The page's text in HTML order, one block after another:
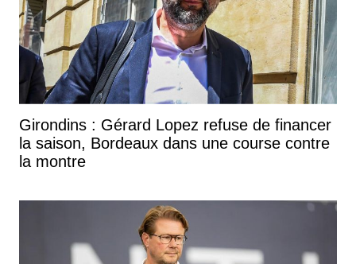
Girondins : Gérard Lopez refuse de financer
la saison, Bordeaux dans une course contre
la montre